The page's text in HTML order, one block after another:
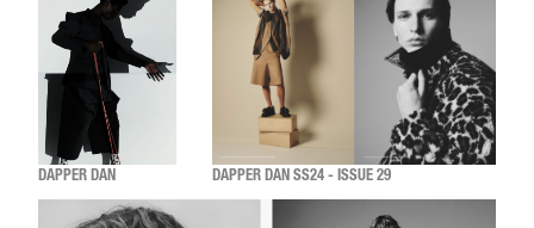
DAPPER DAN DAPPER DAN SS24 - ISSUE 29